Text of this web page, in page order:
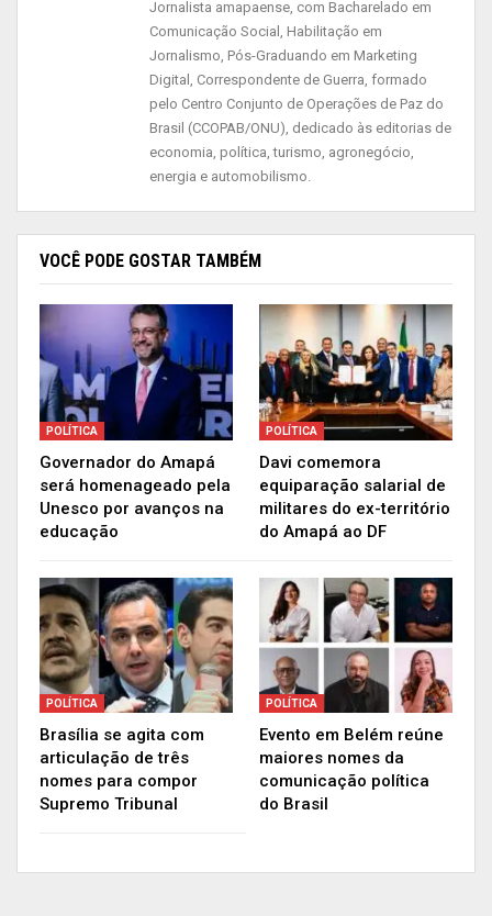
concluíram, no início da madrugada da sexta-
feira (12), a votação em segundo turno da PEC
Emergencial. No total, foram três dias de
votações, incluindo primeiro e segundo turnos.
A Proposta de Emenda à Constituição 186/19
permite ao governo federal pagar, em 2021, um
com R$ 44 bilhões por fora do teto de gastos; e
impõe mais rigidez na aplicação de medidas de
contenção fiscal, controle de despesas com
pessoal e redução de incentivos tributários. “É
mais uma ação concreta, prática, de que a união
de esforços entre todos os poderes e todas as
forças – apesar de todas as diferenças – é o
único caminho para darmos as respostas que o
povo brasileiro espera de nós”, afirmou o
presidente da Câmara, Arthur Lira por meio de
Publicidade (x)
Jornalista amapaense, com Bacharelado em
Comunicação Social, Habilitação em
Jornalismo, Pós-Graduando em Marketing
Digital, Correspondente de Guerra, formado
pelo Centro Conjunto de Operações de Paz do
Brasil (CCOPAB/ONU), dedicado às editorias de
economia, política, turismo, agronegócio,
energia e automobilismo.
VOCÊ PODE GOSTAR TAMBÉM
POLÍTICA
Governador do Amapá
será homenageado pela
Unesco por avanços na
educação
POLÍTICA
Davi comemora
equiparação salarial de
militares do ex-território
do Amapá ao DF
POLÍTICA
Brasília se agita com
articulação de três
nomes para compor
Supremo Tribunal
POLÍTICA
Evento em Belém reúne
maiores nomes da
comunicação política
do Brasil